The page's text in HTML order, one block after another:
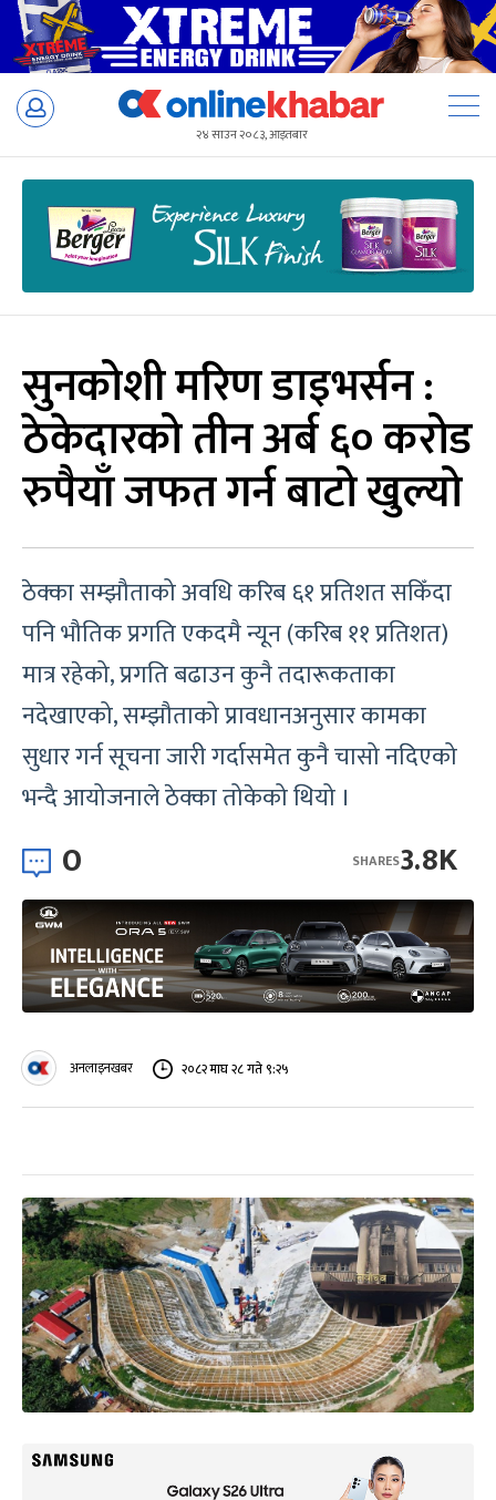
Skip
२४ साउन २०८३, आइतबार
सुनकोशी मरिण डाइभर्सन :
ठेकेदारको तीन अर्ब ६० करोड
रुपैयाँ जफत गर्न बाटो खुल्यो
ठेक्का सम्झौताको अवधि करिब ६१ प्रतिशत सकिँदा
पनि भौतिक प्रगति एकदमै न्यून (करिब ११ प्रतिशत)
मात्र रहेको, प्रगति बढाउन कुनै तदारूकताका
नदेखाएको, सम्झौताको प्रावधानअनुसार कामका
सुधार गर्न सूचना जारी गर्दासमेत कुनै चासो नदिएको
भन्दै आयोजनाले ठेक्का तोकेको थियो ।
0 3.8K
SHARES
अनलाइनखबर २०८२ माघ २८ गते ९:२५